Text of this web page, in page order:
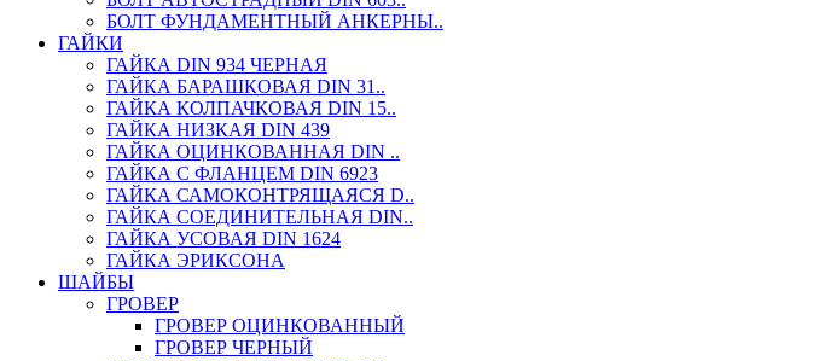
БОЛТ ФУНДАМЕНТНЫЙ АНКЕРНЫ..
ГАЙКИ
ГАЙКА DIN 934 ЧЕРНАЯ
ГАЙКА БАРАШКОВАЯ DIN 31..
ГАЙКА КОЛПАЧКОВАЯ DIN 15..
ГАЙКА НИЗКАЯ DIN 439
ГАЙКА ОЦИНКОВАННАЯ DIN ..
ГАЙКА С ФЛАНЦЕМ DIN 6923
ГАЙКА САМОКОНТРЯЩАЯСЯ D..
ГАЙКА СОЕДИНИТЕЛЬНАЯ DIN..
ГАЙКА УСОВАЯ DIN 1624
ГАЙКА ЭРИКСОНА
ШАЙБЫ
ГРОВЕР
ГРОВЕР ОЦИНКОВАННЫЙ
ГРОВЕР ЧЕРНЫЙ